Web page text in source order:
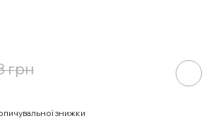
грн
знижки